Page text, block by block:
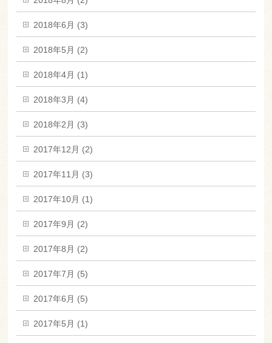
2018年6月 (3)
2018年5月 (2)
2018年4月 (1)
2018年3月 (4)
2018年2月 (3)
2017年12月 (2)
2017年11月 (3)
2017年10月 (1)
2017年9月 (2)
2017年8月 (2)
2017年7月 (5)
2017年6月 (5)
2017年5月 (1)